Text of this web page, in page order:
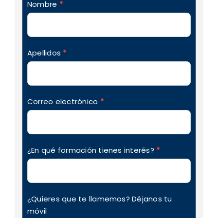
formulario_contacto_formacion
Nombre *
Apellidos *
Correo electrónico *
¿En qué formación tienes interés? *
¿Quieres que te llamemos? Déjanos tu
móvil